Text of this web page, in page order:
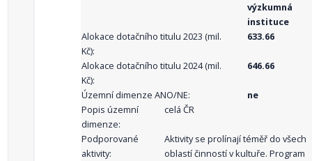
výzkumná
instituce
Alokace dotačního titulu 2023 (mil.
Kč):
633.66
Alokace dotačního titulu 2024 (mil.
Kč):
646.66
Územní dimenze ANO/NE:
ne
Popis územní
dimenze:
celá ČR
Podporované
aktivity:
Aktivity se prolínají téměř do všech
oblastí činností v kultuře. Program